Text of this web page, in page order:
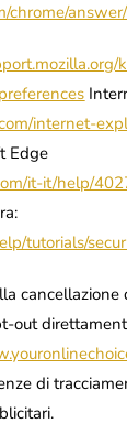
chrome/
internet-
Edge
it-it/help/
tutorials/
out
di